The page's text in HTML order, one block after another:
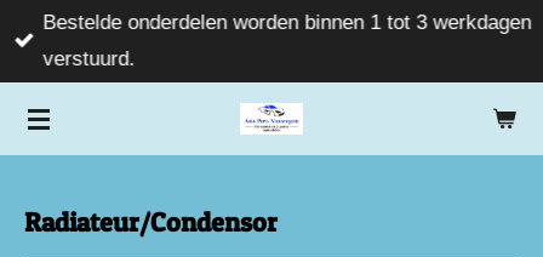
Ga
direct
de
Bestelde onderdelen worden binnen 1 tot 3 werkdagen
verstuurd.
Radiateur/Condensor